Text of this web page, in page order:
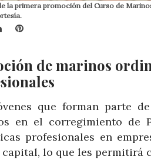
la primera promoción del Curso de
LinkedInPinterest
de marinos
que forman parte
en el corregimiento de
profesionales en
capital, lo que les